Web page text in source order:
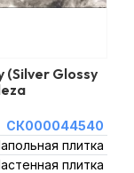
(Silver Glossy
СК000044540
плитка
плитка